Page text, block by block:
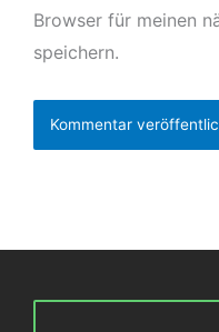
Browser für meinen
speichern.